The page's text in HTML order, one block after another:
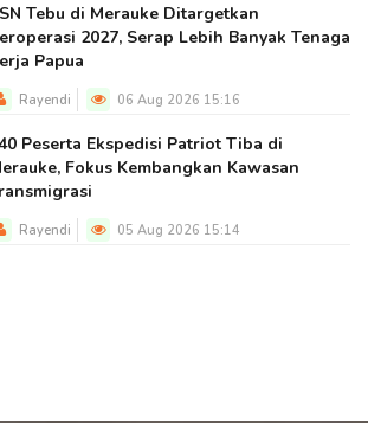
Tebu di Merauke Ditargetkan
2027, Serap Lebih Banyak Tenaga
Papua
Rayendi 06 Aug 2026 15:16
Peserta Ekspedisi Patriot Tiba di
Fokus Kembangkan Kawasan
Rayendi 05 Aug 2026 15:14